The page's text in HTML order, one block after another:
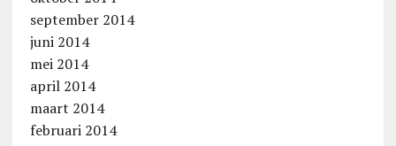
september 2014
juni 2014
mei 2014
april 2014
maart 2014
februari 2014